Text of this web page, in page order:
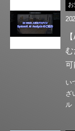
可
い
ざ
ル